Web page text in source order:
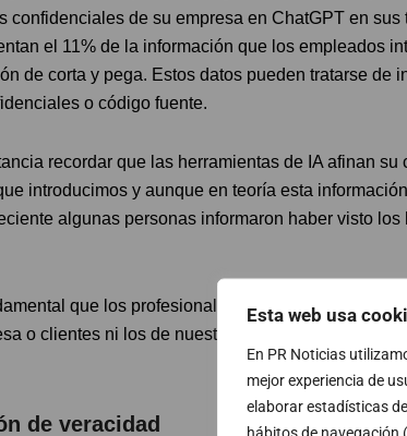
Esta web usa
En PR Noticias
mejor experiencia de
elaborar estadísticas
hábitos de navegación
confidenciales de su empresa en ChatGPT en
el 11% de la información que los empleados
de corta y pega. Estos datos pueden tratarse de
o código fuente.
recordar que las herramientas de IA afinan
introducimos y aunque en teoría esta
algunas personas informaron haber visto
que los profesionales de las relaciones
o clientes ni los de nuestros productos o
de veracidad